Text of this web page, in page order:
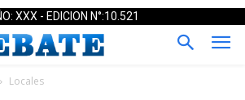
XXX - EDICION N°:10.521
Locales